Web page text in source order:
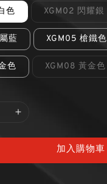
色 XGM02 閃耀銀
藍 XGM05 槍鐵色
色 XGM08 黃金色
加入購物車